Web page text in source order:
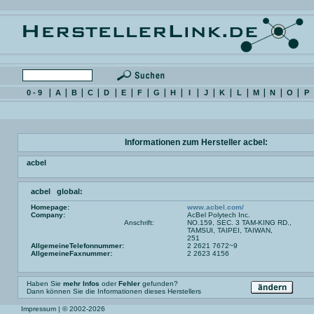
0 - 9 A B C D E F G H I J K L M N O P
Informationen zum Hersteller acbel:
acbel
acbel global:
Homepage:
www.acbel.com/
Company:
AcBel Polytech Inc.
Anschrift:
NO.159, SEC. 3 TAM-KING RD.,
TAMSUI, TAIPEI, TAIWAN,
251
AllgemeineTelefonnummer:
2 2621 7672~9
AllgemeineFaxnummer:
2 2623 4156
Haben Sie mehr Infos oderFehler gefunden?
Dann können Sie die Informationen dieses Herstellers
Impressum | © 2002-2026